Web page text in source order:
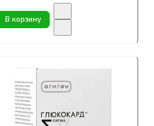
В корзину